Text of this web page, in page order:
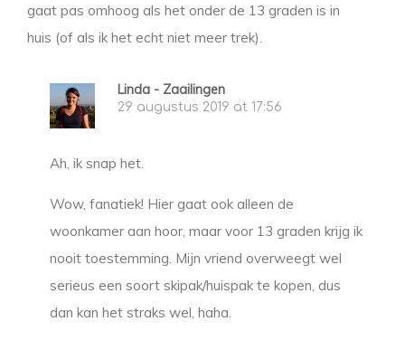
gaat pas omhoog als het onder de 13 graden is in
huis (of als ik het echt niet meer trek).
Linda - Zaailingen
29 augustus 2019 at 17:56
Ah, ik snap het.
Wow, fanatiek! Hier gaat ook alleen de
woonkamer aan hoor, maar voor 13 graden krijg ik
nooit toestemming. Mijn vriend overweegt wel
serieus een soort skipak/huispak te kopen, dus
dan kan het straks wel, haha.